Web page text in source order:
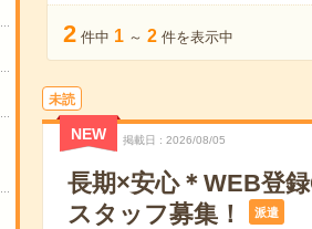
2 件中 1 ～ 2 件を表示中
未読
NEW 掲載日 2026/08/05
長期×安心＊WEB登
スタッフ募集！
派遣